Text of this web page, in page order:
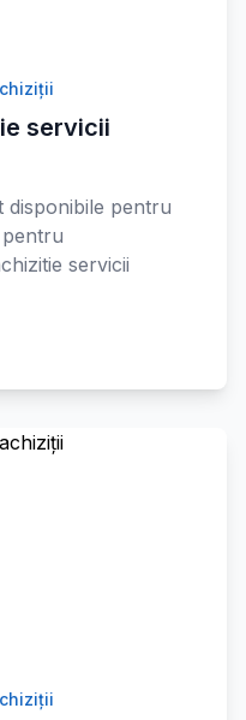
servicii
disponibile pentru
servicii